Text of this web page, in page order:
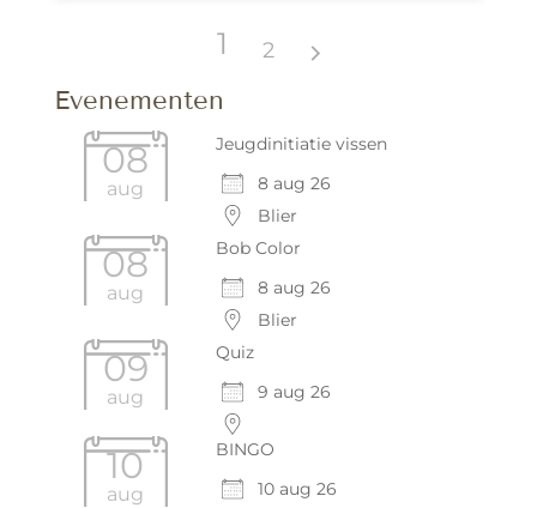
1 2
Evenementen
08
aug
Jeugdinitiatie vissen
8 aug 26
Blier
08
aug
Bob Color
8 aug 26
Blier
09
aug
Quiz
9 aug 26
10
aug
BINGO
10 aug 26